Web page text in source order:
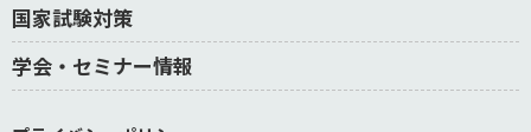
国家試験対策
学会・セミナー情報